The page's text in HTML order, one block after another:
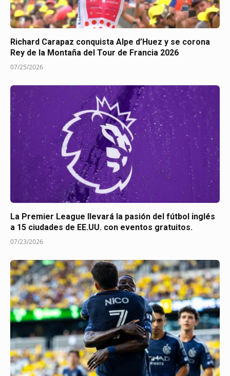
Richard Carapaz conquista Alpe d’Huez y se corona
Rey de la Montaña del Tour de Francia 2026
07/25/2026
La Premier League llevará la pasión del fútbol inglés
a 15 ciudades de EE.UU. con eventos gratuitos.
07/23/2026